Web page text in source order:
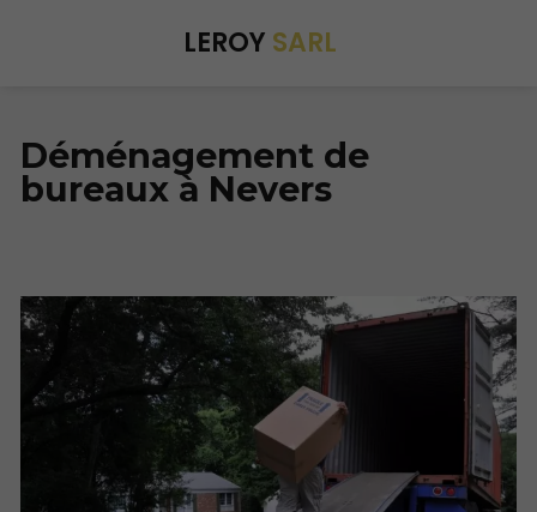
LEROY SARL
Déménagement de
bureaux à Nevers